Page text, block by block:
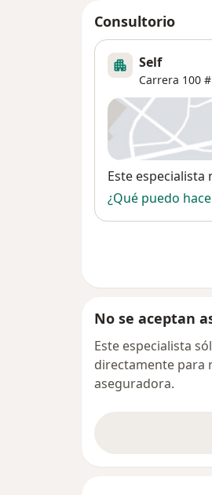
Consultorio
Self
Carrera 100
Disponibilidad
Este
¿Qué puedo
No se aceptan
Este especialista
directamente para
aseguradora.